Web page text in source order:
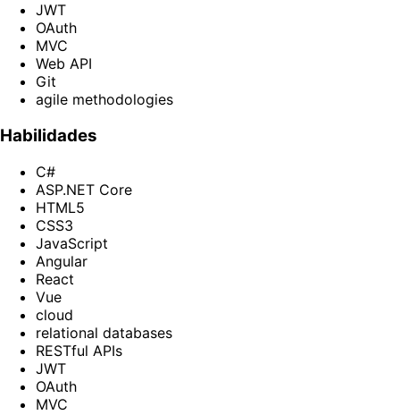
JWT
OAuth
MVC
Web API
Git
agile methodologies
Habilidades
C#
ASP.NET Core
HTML5
CSS3
JavaScript
Angular
React
Vue
cloud
relational databases
RESTful APIs
JWT
OAuth
MVC